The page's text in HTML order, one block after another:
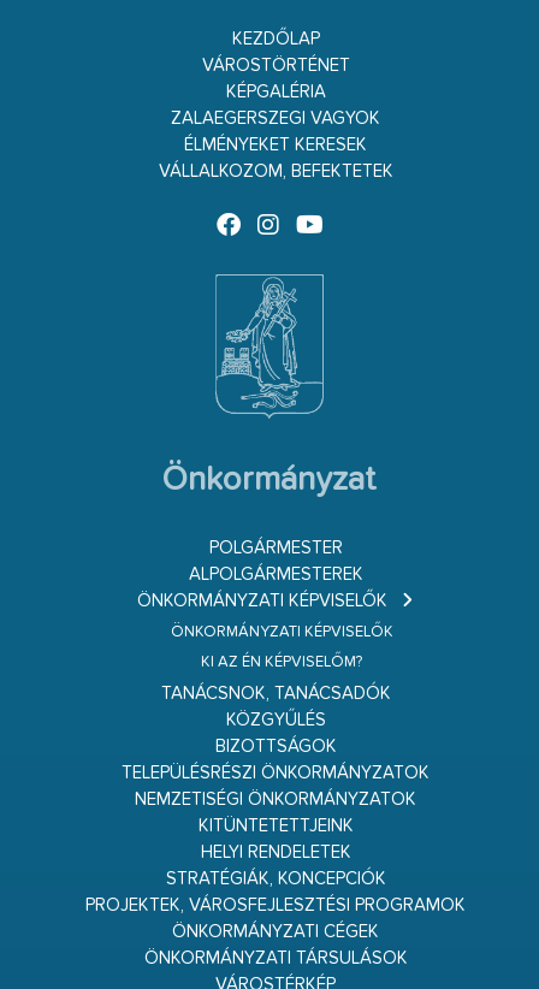
KEZDŐLAP
VÁROSTÖRTÉNET
KÉPGALÉRIA
ZALAEGERSZEGI VAGYOK
ÉLMÉNYEKET KERESEK
VÁLLALKOZOM, BEFEKTETEK
Önkormányzat
POLGÁRMESTER
ALPOLGÁRMESTEREK
ÖNKORMÁNYZATI KÉPVISELŐK
ÖNKORMÁNYZATI KÉPVISELŐK
KI AZ ÉN KÉPVISELŐM?
TANÁCSNOK, TANÁCSADÓK
KÖZGYŰLÉS
BIZOTTSÁGOK
TELEPÜLÉSRÉSZI ÖNKORMÁNYZATOK
NEMZETISÉGI ÖNKORMÁNYZATOK
KITÜNTETETTJEINK
HELYI RENDELETEK
STRATÉGIÁK, KONCEPCIÓK
PROJEKTEK, VÁROSFEJLESZTÉSI PROGRAMOK
ÖNKORMÁNYZATI CÉGEK
ÖNKORMÁNYZATI TÁRSULÁSOK
VÁROSTÉRKÉP